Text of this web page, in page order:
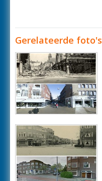
Gerelateerde foto's